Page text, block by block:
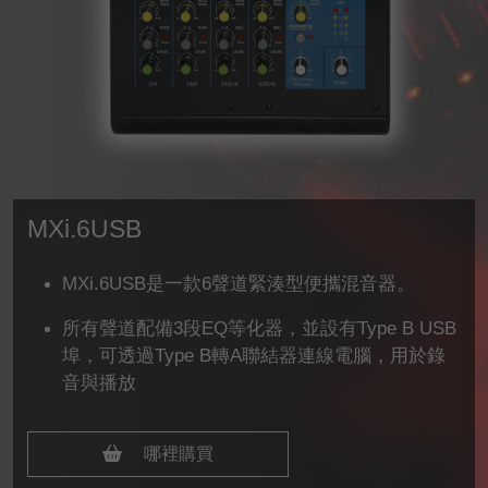
MXi.6USB
MXi.6USB是一款6聲道緊湊型便攜混音器。
所有聲道配備3段EQ等化器，並設有Type B USB
埠，可透過Type B轉A聯結器連線電腦，用於錄
音與播放
哪裡購買